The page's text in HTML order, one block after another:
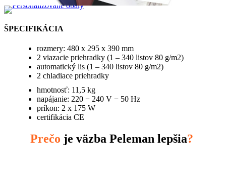
ŠPECIFIKÁCIA
rozmery: 480 x 295 x 390 mm
2 viazacie priehradky (1 – 340 listov 80 g/m2)
automatický lis (1 – 340 listov 80 g/m2)
2 chladiace priehradky
hmotnosť: 11,5 kg
napájanie: 220 − 240 V − 50 Hz
príkon: 2 x 175 W
certifikácia CE
Prečo je väzba Peleman lepšia?